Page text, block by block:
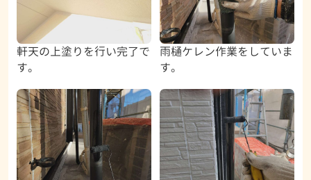
軒天の上塗りを行い完了で
す。
雨樋ケレン作業をしていま
す。